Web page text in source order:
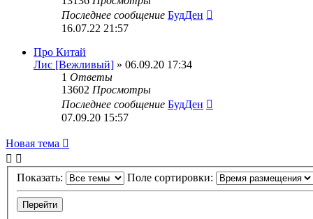
Последнее сообщение БудДен
16.07.22 21:57
Про Китай
Лис [Вежливый] » 06.09.20 17:34
1 Ответы
13602 Просмотры
Последнее сообщение БудДен
07.09.20 15:57
Новая тема
Показать: Поле сортировки: